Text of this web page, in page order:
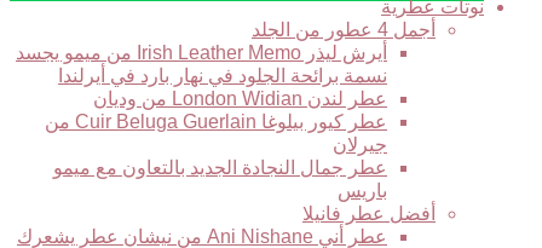
نوتات عطرية
أجمل 4 عطور من الجلد
أيرش ليذر Irish Leather Memo من ميمو يجسد
نسمة برائحة الجلود في نهار بارد في أيرلندا
عطر لندن London Widian من وديان
عطر كيور بيلوغا Cuir Beluga Guerlain من
جيرلان
عطر جمال النجادة الجديد بالتعاون مع ميمو
باريس
أفضل عطر فانيلا
عطر أني Ani Nishane من نيشان عطر يشعرك